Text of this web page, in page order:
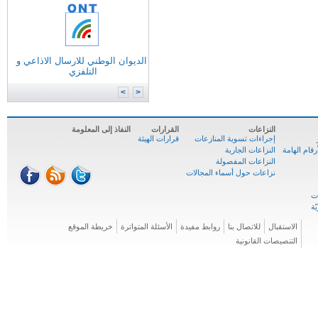
تكنولوجيات الاتصال
الديوان الوطني للارسال الاذاعي و
التلفزي
الهامة
النزاعات
إجراءات تسوية المنازعات
النزاعات الجارية
النزاعات المفصولة
نزاعات حول أسماء المجالات
القرارات
قرارات الهيئة
النفاذ إلى المعلومة
الاستقبال للاتصال بنا روابط مفيدة الأسئلة المتواترة
خريطة الموقع
التنصيصات القانونية